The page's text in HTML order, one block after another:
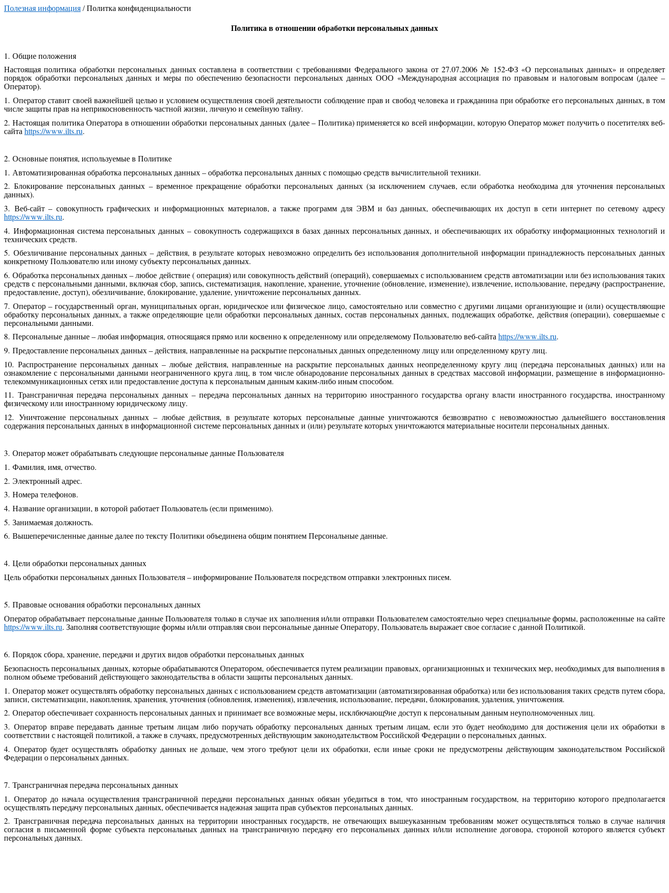
Полезная информация /Политка конфиденциальности
Политика в отношении обработки персональных данных
1. Общие положения
Настоящая политика обработки персональных данных составлена в соответствии с требованиями Федерального закона от 27.07.2006 № 152-ФЗ «О персональных данных» и определяет
порядок обработки персональных данных и меры по обеспечению безопасности персональных данных ООО «Международная ассоциация по правовым и налоговым вопросам (далее –
Оператор).
1. Оператор ставит своей важнейшей целью и условием осуществления своей деятельности соблюдение прав и свобод человека и гражданина при обработке его персональных данных, в том
числе защиты прав на неприкосновенность частной жизни, личную и семейную тайну.
2. Настоящая политика Оператора в отношении обработки персональных данных (далее – Политика) применяется ко всей информации, которую Оператор может получить о посетителях веб-
сайта https://www.ilts.ru.
2. Основные понятия, используемые в Политике
1. Автоматизированная обработка персональных данных – обработка персональных данных с помощью средств вычислительной техники.
2. Блокирование персональных данных – временное прекращение обработки персональных данных (за исключением случаев, если обработка необходима для уточнения персональных
данных).
3. Веб-сайт – совокупность графических и информационных материалов, а также программ для ЭВМ и баз данных, обеспечивающих их доступ в сети интернет по сетевому адресу
https://www.ilts.ru.
4. Информационная система персональных данных – совокупность содержащихся в базах данных персональных данных, и обеспечивающих их обработку информационных технологий и
технических средств.
5. Обезличивание персональных данных – действия, в результате которых невозможно определить без использования дополнительной информации принадлежность персональных данных
конкретному Пользователю или иному субъекту персональных данных.
6. Обработка персональных данных – любое действие ( операция) или совокупность действий (операций), совершаемых с использованием средств автоматизации или без использования таких
средств с персональными данными, включая сбор, запись, систематизация, накопление, хранение, уточнение (обновление, изменение), извлечение, использование, передачу (распространение,
предоставление, доступ), обезличивание, блокирование, удаление, уничтожение персональных данных.
7. Оператор – государственный орган, муниципальных орган, юридическое или физическое лицо, самостоятельно или совместно с другими лицами организующие и (или) осуществляющие
обработку персональных данных, а также определяющие цели обработки персональных данных, состав персональных данных, подлежащих обработке, действия (операции), совершаемые с
персональными данными.
8. Персональные данные – любая информация, относящаяся прямо или косвенно к определенному или определяемому Пользователю веб-сайтаhttps://www.ilts.ru.
9. Предоставление персональных данных – действия, направленные на раскрытие персональных данных определенному лицу или определенному кругу лиц.
10. Распространение персональных данных – любые действия, направленные на раскрытие персональных данных неопределенному кругу лиц (передача персональных данных) или на
ознакомление с персональными данными неограниченного круга лиц, в том числе обнародование персональных данных в средствах массовой информации, размещение в информационно-
телекоммуникационных сетях или предоставление доступа к персональным данным каким-либо иным способом.
11. Трансграничная передача персональных данных – передача персональных данных на территорию иностранного государства органу власти иностранного государства, иностранному
физическому или иностранному юридическому лицу.
12. Уничтожение персональных данных – любые действия, в результате которых персональные данные уничтожаются безвозвратно с невозможностью дальнейшего восстановления
содержания персональных данных в информационной системе персональных данных и (или) результате которых уничтожаются материальные носители персональных данных.
3. Оператор может обрабатывать следующие персональные данные Пользователя
1. Фамилия, имя, отчество.
2. Электронный адрес.
3. Номера телефонов.
4. Название организации, в которой работает Пользователь (если применимо).
5. Занимаемая должность.
6. Вышеперечисленные данные далее по тексту Политики объединена общим понятием Персональные данные.
4. Цели обработки персональных данных
Цель обработки персональных данных Пользователя – информирование Пользователя посредством отправки электронных писем.
5. Правовые основания обработки персональных данных
Оператор обрабатывает персональные данные Пользователя только в случае их заполнения и/или отправки Пользователем самостоятельно через специальные формы, расположенные на сайте
https://www.ilts.ru. Заполняя соответствующие формы и/или отправляя свои персональные данные Оператору, Пользователь выражает свое согласие с данной Политикой.
6. Порядок сбора, хранение, передачи и других видов обработки персональных данных
Безопасность персональных данных, которые обрабатываются Оператором, обеспечивается путем реализации правовых, организационных и технических мер, необходимых для выполнения в
полном объеме требований действующего законодательства в области защиты персональных данных.
1. Оператор может осуществлять обработку персональных данных с использованием средств автоматизации (автоматизированная обработка) или без использования таких средств путем сбора,
записи, систематизации, накопления, хранения, уточнения (обновления, изменения), извлечения, использование, передачи, блокирования, удаления, уничтожения.
2. Оператор обеспечивает сохранность персональных данных и принимает все возможные меры, исклбючающ9ие доступ к персональным данным неуполномоченных лиц.
3. Оператор вправе передавать данные третьим лицам либо поручать обработку персональных данных третьим лицам, если это будет необходимо для достижения цели их обработки в
соответствии с настоящей политикой, а также в случаях, предусмотренных действующим законодательством Российской Федерации о персональных данных.
4. Оператор будет осуществлять обработку данных не дольше, чем этого требуют цели их обработки, если иные сроки не предусмотрены действующим законодательством Российской
Федерации о персональных данных.
7. Трансграничная передача персональных данных
1. Оператор до начала осуществления трансграничной передачи персональных данных обязан убедиться в том, что иностранным государством, на территорию которого предполагается
осуществлять передачу персональных данных, обеспечивается надежная защита прав субъектов персональных данных.
2. Трансграничная передача персональных данных на территории иностранных государств, не отвечающих вышеуказанным требованиям может осуществляться только в случае наличия
согласия в письменной форме субъекта персональных данных на трансграничную передачу его персональных данных и/или исполнение договора, стороной которого является субъект
персональных данных.